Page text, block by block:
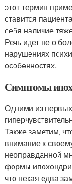
этот термин
ставится
себя наличие
Речь идет не о
нарушениях
особенностях.
Симптомы
Одними из
Также заметим,
внимание к
неоправданной
формы
что некая едва